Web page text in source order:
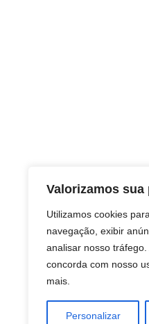
Valorizamos sua
Utilizamos cookies
navegação, exibir
analisar nosso tráfego.
concorda com nosso
mais.
Personalizar